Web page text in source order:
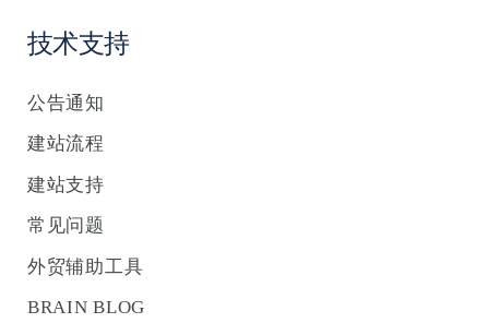
技术支持
公告通知
建站流程
建站支持
常见问题
外贸辅助工具
BRAIN BLOG